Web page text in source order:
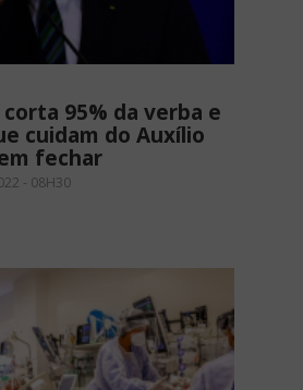
95% da verba e
cuidam do Auxílio
fechar
- 08H30